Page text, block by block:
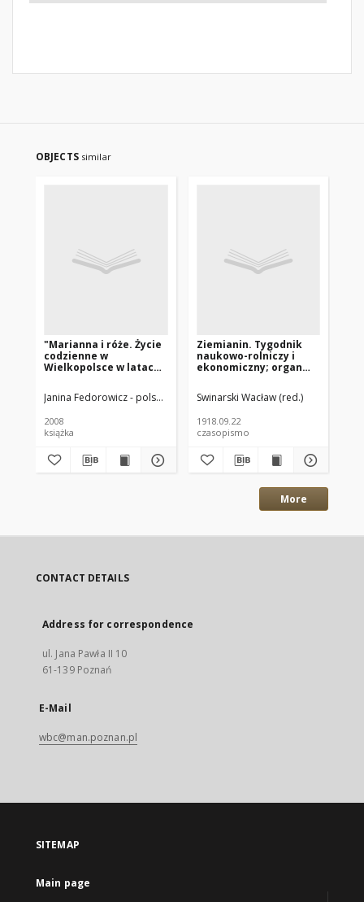
OBJECTS similar
"Marianna i róże. Życie
codzienne w
Wielkopolsce w latach
rodzinnej"
Janina Fedorowicz - polska pisarka Joanna Konopińska (1925 -1996;
2008
książka
Ziemianin. Tygodnik
naukowo-rolniczy i
ekonomiczny; organ
Towarzystwa
Gospodarczego w
Poznańskim 1918.09.22
R.69 Nr38
Swinarski Wacław (red.)
1918.09.22
czasopismo
More
CONTACT DETAILS
Address for correspondence
ul. Jana Pawła II 10
61-139 Poznań
E-Mail
wbc@man.poznan.pl
SITEMAP
Main page